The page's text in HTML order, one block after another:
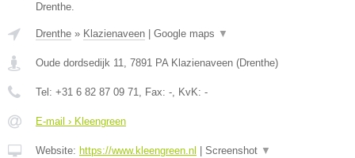
Drenthe.
Drenthe » Klazienaveen Google maps ▼
Oude dordsedijk 11, 7891 PA Klazienaveen (Drenthe)
Tel: +31 6 82 87 09 71, Fax: -, KvK: -
E-mail › Kleengreen
Website: https://www.kleengreen.nl Screenshot ▼